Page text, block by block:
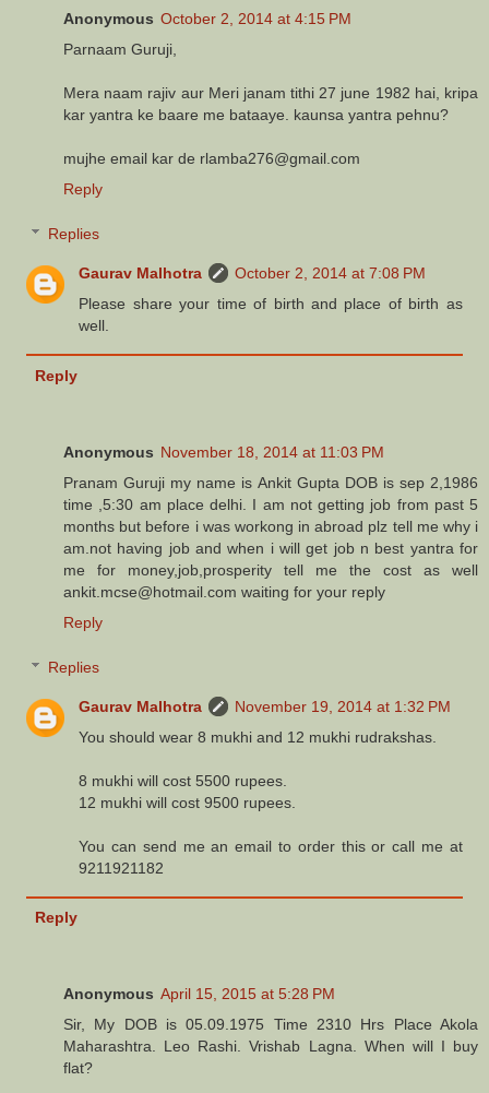
Anonymous October 2, 2014 at 4:15 PM
Parnaam Guruji,
Mera naam rajiv aur Meri janam tithi 27 june 1982 hai, kripa
kar yantra ke baare me bataaye. kaunsa yantra pehnu?
mujhe email kar de rlamba276@gmail.com
Reply
Replies
Gaurav Malhotra
October 2, 2014 at 7:08 PM
Please share your time of birth and place of birth as
well.
Reply
Anonymous November 18, 2014 at 11:03 PM
Pranam Guruji my name is Ankit Gupta DOB is sep 2,1986
time ,5:30 am place delhi. I am not getting job from past 5
months but before i was workong in abroad plz tell me why i
am.not having job and when i will get job n best yantra for
me for money,job,prosperity tell me the cost as well
ankit.mcse@hotmail.com waiting for your reply
Reply
Replies
Gaurav Malhotra
November 19, 2014 at 1:32 PM
You should wear 8 mukhi and 12 mukhi rudrakshas.
8 mukhi will cost 5500 rupees.
12 mukhi will cost 9500 rupees.
You can send me an email to order this or call me at
9211921182
Reply
Anonymous April 15, 2015 at 5:28 PM
Sir, My DOB is 05.09.1975 Time 2310 Hrs Place Akola
Maharashtra. Leo Rashi. Vrishab Lagna. When will I buy
flat?